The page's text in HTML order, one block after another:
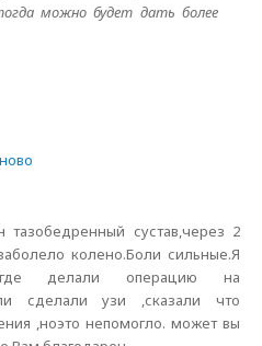
можно будет дать более
сустав,через 2
колено.Боли сильные.Я
делали операцию на
сделали узи ,сказали что
,ноэто непомогло. может вы